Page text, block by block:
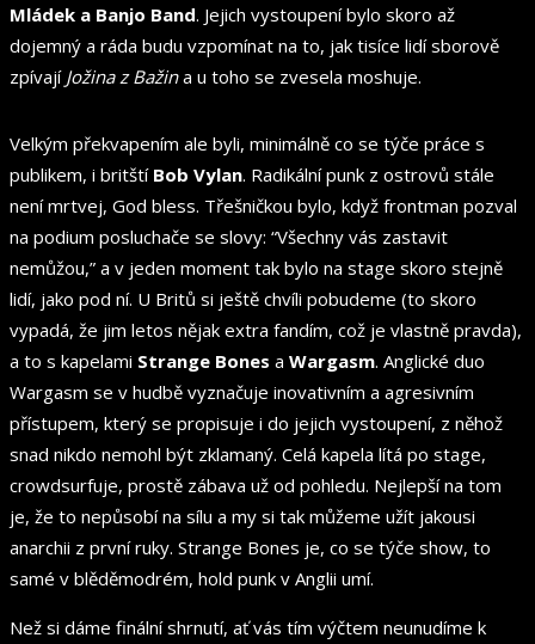
Mládek a Banjo Band. Jejich vystoupení bylo skoro až
dojemný a ráda budu vzpomínat na to, jak tisíce lidí sborově
zpívají Jožina z Bažina u toho se zvesela moshuje.
Velkým překvapením ale byli, minimálně co se týče práce s
publikem, i britští Bob Vylan. Radikální punk z ostrovů stále
není mrtvej, God bless. Třešničkou bylo, když frontman pozval
na podium posluchače se slovy: “Všechny vás zastavit
nemůžou,” a v jeden moment tak bylo na stage skoro stejně
lidí, jako pod ní. U Britů si ještě chvíli pobudeme (to skoro
vypadá, že jim letos nějak extra fandím, což je vlastně pravda),
a to s kapelami Strange Bones a Wargasm. Anglické duo
Wargasm se v hudbě vyznačuje inovativním a agresivním
přístupem, který se propisuje i do jejich vystoupení, z něhož
snad nikdo nemohl být zklamaný. Celá kapela lítá po stage,
crowdsurfuje, prostě zábava už od pohledu. Nejlepší na tom
je, že to nepůsobí na sílu a my si tak můžeme užít jakousi
anarchii z první ruky. Strange Bones je, co se týče show, to
samé v blěděmodrém, hold punk v Anglii umí.
Než si dáme finální shrnutí, ať vás tím výčtem neunudíme k